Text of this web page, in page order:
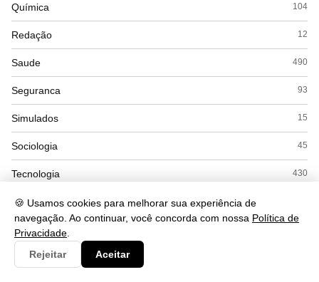
🍪 Usamos cookies para melhorar sua experiência de
navegação. Ao continuar, você concorda com nossa Política de
Privacidade
Rejeitar
Aceitar
Química 104
Redação 12
Saude 490
Seguranca 93
Simulados 15
Sociologia 45
Tecnologia 430
Turismo
Vocabulário